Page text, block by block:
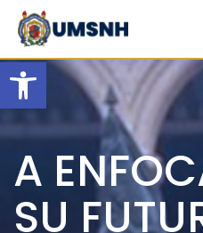
Open toolbar
Skip
content
A
SU